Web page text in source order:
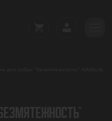
для собак "Безмятежность" AlfaBulls